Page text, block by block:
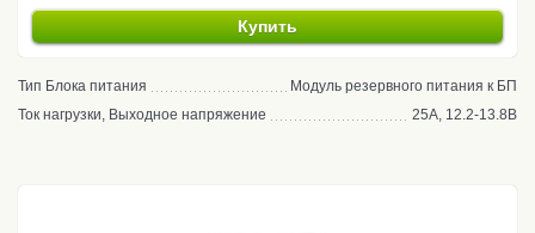
Купить
Тип Блока питания
Модуль резервного питания к БП
Ток нагрузки, Выходное напряжение
25А, 12.2-13.8В